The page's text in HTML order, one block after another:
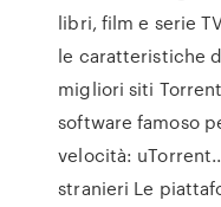
libri, film e serie
le caratteristiche
migliori siti
software famoso
velocità:
stranieri Le